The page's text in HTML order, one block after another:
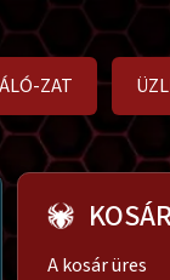
ZAT
A kosár üres